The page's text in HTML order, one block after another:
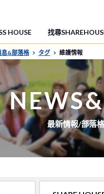
HOUSE 找尋
息&部落格 タグ 維護情報
最新情報/部落